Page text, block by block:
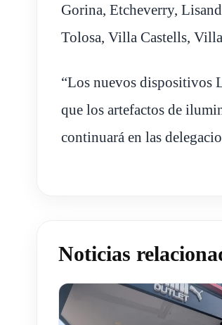
Gorina, Etcheverry,
Tolosa, Villa Castells,
“Los nuevos dispositivos
que los artefactos de
continuará en las
Noticias